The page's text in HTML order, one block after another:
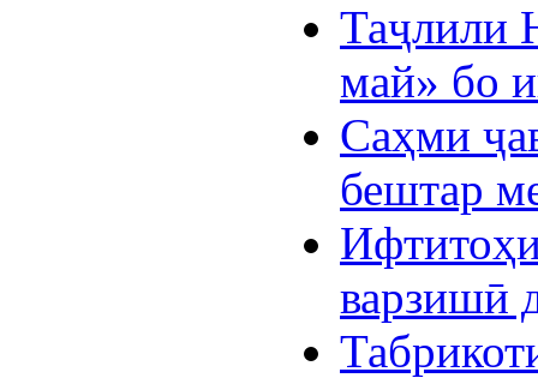
Таҷлили
май» бо
Саҳми
бештар
варзишӣ